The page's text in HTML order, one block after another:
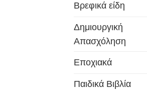
Βρεφικά είδη
Δημιουργική
Απασχόληση
Εποχιακά
Παιδικά Βιβλία